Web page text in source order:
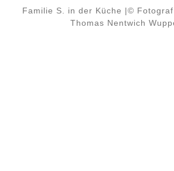
Familie S. in der Küche |©
Thomas Nentwich